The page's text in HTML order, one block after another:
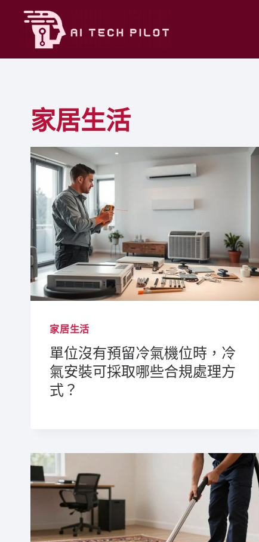
content
家居生活
家居生活
單位沒有預留冷氣機位時，冷
氣安裝可採取哪些合規處理方
式？